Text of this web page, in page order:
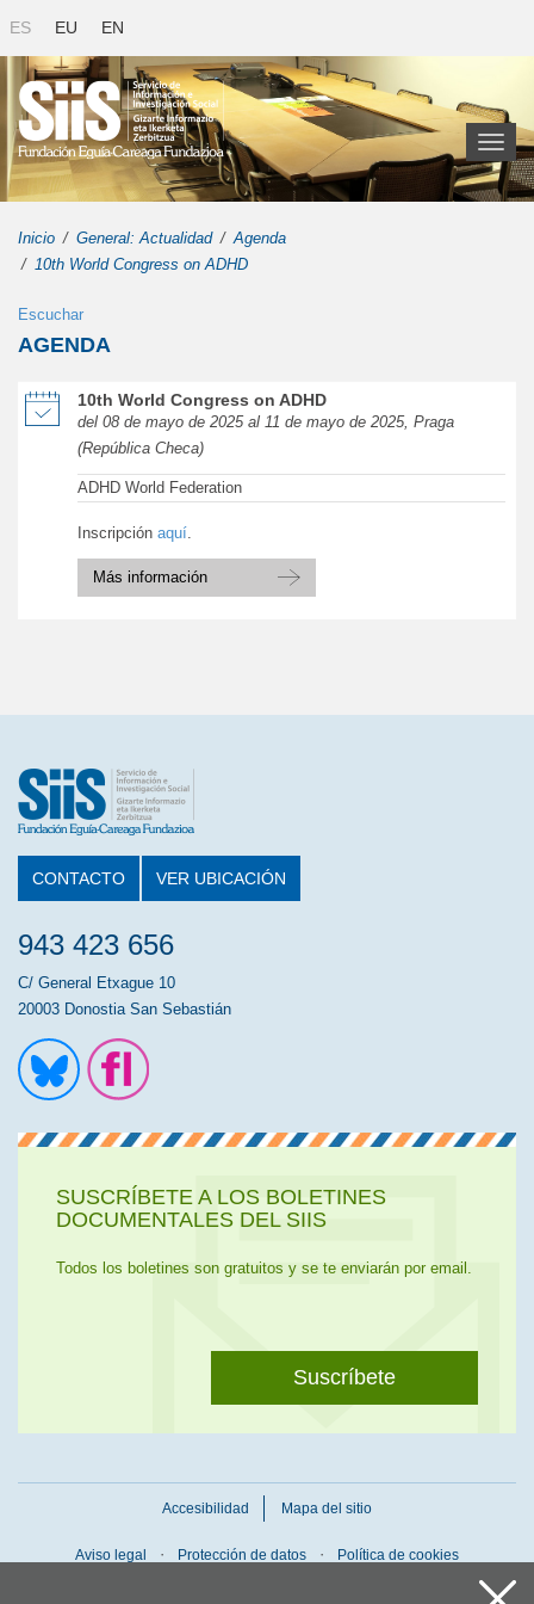
ES EU EN
Toggle
Inicio General: Actualidad
Agenda
10th World Congress on ADHD
Escuchar
AGENDA
10th World Congress on ADHD
del 08 de mayo de 2025 al 11 de mayo de 2025, Praga
(República Checa)
ADHD World Federation
Inscripción aquí.
Más información
de 10th World Congress on ADHD en una nueva ventana
CONTACTO VER UBICACIÓN
943 423 656
C/ General Etxague 10
20003 Donostia San Sebastián
SUSCRÍBETE A LOS BOLETINES
DOCUMENTALES DEL SIIS
Todos los boletines son gratuitos y se te enviarán por email.
Suscríbete
Accesibilidad Mapa del sitio
Aviso legal Protección de datos Política de cookies